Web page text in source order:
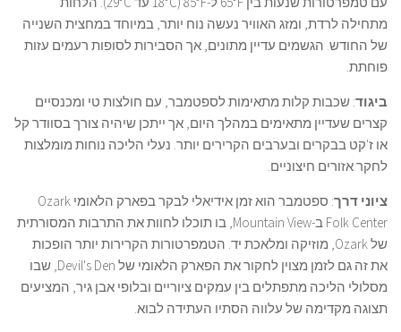
מתחילה לרדת, ומזג האוויר נעשה נוח יותר, במיוחד במחצית השנייה
של החודש. הגשמים עדיין מתונים, אך הסבירות לסופות רעמים עזות
פוחתת.
ביגוד: שכבות קלות מתאימות לספטמבר, עם חולצות טי ומכנסיים
קצרים שעדיין מתאימים במהלך היום, אך ייתכן שיהיה צורך בסוודר קל
או ז'קט בבקרים ובערבים הקרירים יותר. נעלי הליכה נוחות מומלצות
לחקר אזורים חיצוניים.
ציוני דרך
: ספטמבר הוא זמן אידיאלי לבקר בפארק הלאומי Ozark
Folk Center ב-Mountain View, בו תוכלו לחוות את התרבות המסורתית
של Ozark, מוזיקה ומלאכת יד. הטמפרטורות הקרירות יותר הופכות
את זה גם לזמן מצוין לחקור את הפארק הלאומי של Devil's Den, שבו
מסלולי הליכה מתפתלים בין עמקים ציוריים ובלופי אבן גיר, המציעים
תצוגה מקדימה של עלווה הסתיו העתידה לבוא.